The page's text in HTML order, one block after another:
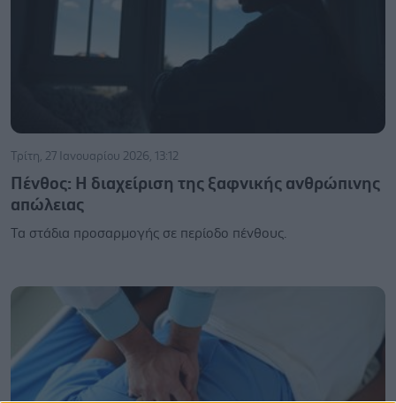
Τρίτη, 27 Ιανουαρίου 2026, 13:12
Πένθος: Η διαχείριση της ξαφνικής ανθρώπινης
απώλειας
Τα στάδια προσαρμογής σε περίοδο πένθους.